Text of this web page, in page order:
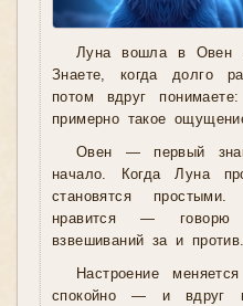
Луна вошла в Овен
Знаете, когда долго
потом вдруг
примерно такое
Овен — первый
начало. Когда Луна
становятся
нравится — говорю
взвешиваний за и против.
Настроение
спокойно — и вдруг